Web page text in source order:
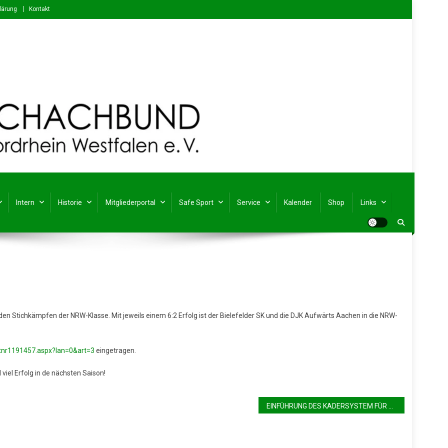
Kontakt
Intern Historie Mitgliederportal Safe Sport Service Kalender Shop Links
Stichkämpfen der NRW-Klasse. Mit jeweils einem 6:2 Erfolg ist der Bielefelder SK und die DJK Aufwärts Aachen in die NRW-
eingetragen.
Erfolg in de nächsten Saison!